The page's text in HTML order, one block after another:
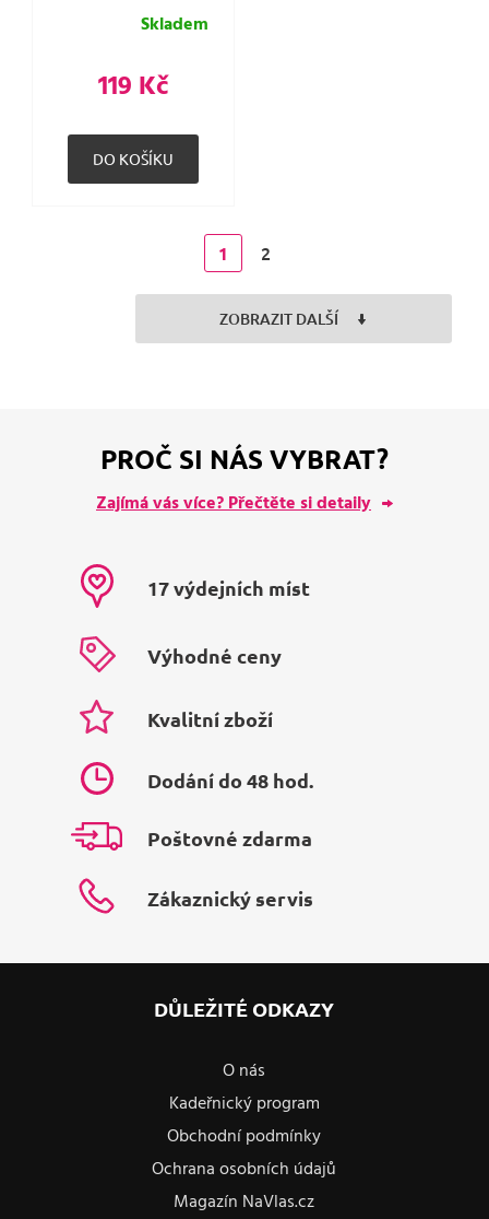
Skladem
119 Kč
1 2
ZOBRAZIT DALŠÍ
PROČ SI NÁS VYBRAT?
Zajímá vás více? Přečtěte si detaily
17 výdejních míst
Výhodné ceny
Kvalitní zboží
Dodání do 48 hod.
Poštovné zdarma
Zákaznický servis
DŮLEŽITÉ ODKAZY
O nás
Kadeřnický program
Obchodní podmínky
Ochrana osobních údajů
Magazín NaVlas.cz